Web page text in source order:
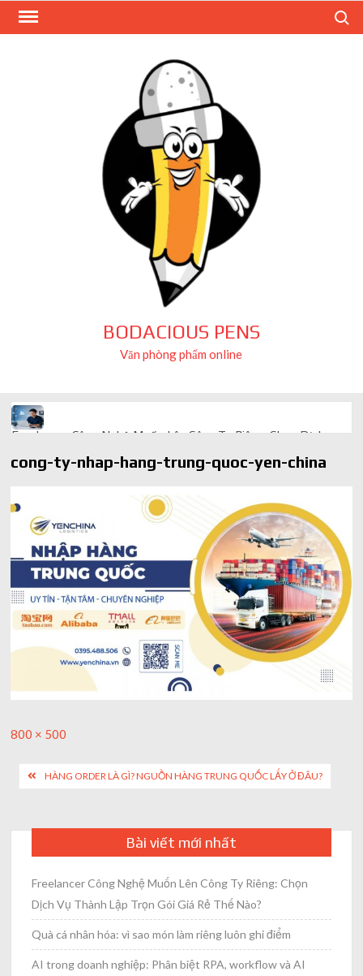
Skip
BODACIOUS PENS
Văn phòng phẩm online
Freelancer Công Nghệ Muốn Lên Công Ty Riêng: Chọn Dịch
Quà cá nhân hóa: vì sao món làm riêng luôn ghi điểm
AI trong doanh nghiệp: Phân biệt RPA, workflow và AI agent
Ứng dụng AI trong doanh nghiệp để cắt giảm chi phí vận hành
Ứng dụng AI cho chăm sóc khách hàng giúp web phản hồi
24/7
AI agent cho doanh nghiệp khác chatbot truyền thống ra sao
cong-ty-nhap-hang-trung-quoc-yen-china
Full
800 × 500
PostHÀNG ORDER LÀ GÌ? NGUỒN HÀNG TRUNG QUỐC LẤY Ở ĐÂU?
Bài viết mới nhất
Freelancer Công Nghệ Muốn Lên Công Ty Riêng: Chọn
Dịch Vụ Thành Lập Trọn Gói Giá Rẻ Thế Nào?
Quà cá nhân hóa: vì sao món làm riêng luôn ghi điểm
AI trong doanh nghiệp: Phân biệt RPA, workflow và AI